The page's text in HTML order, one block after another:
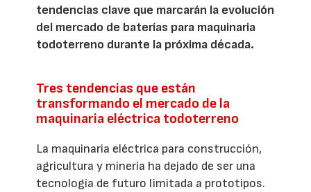
tendencias clave que marcarán la evolución
del mercado de baterías para maquinaria
todoterreno durante la próxima década.
Tres tendencias que están
transformando el mercado de la
maquinaria eléctrica todoterreno
La maquinaria eléctrica para construcción,
agricultura y minería ha dejado de ser una
tecnología de futuro limitada a prototipos.